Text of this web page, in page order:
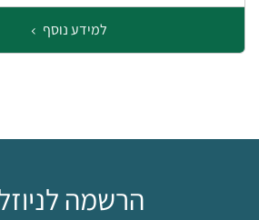
למידע נוסף
הרשמה